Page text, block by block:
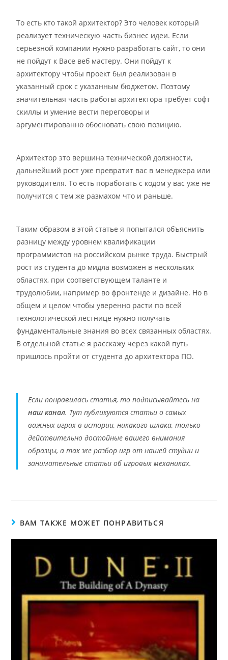
То есть кто такой архитектор? Это человек который
реализует техническую часть бизнес идеи. Если
серьезной компании нужно разработать сайт, то они
не пойдут к Васе веб мастеру. Они пойдут к
архитектору чтобы проект был реализован в
указанный срок с указанным бюджетом. Поэтому
значительная часть работы архитектора требует софт
скиллы и умение вести переговоры и
аргументированно обосновать свою позицию.
Архитектор это вершина технической должности,
дальнейший рост уже превратит вас в менеджера или
руководителя. То есть поработать с кодом у вас уже не
получится с тем же размахом что и раньше.
Таким образом в этой статье я попытался объяснить
разницу между уровнем квалификации
программистов на российском рынке труда. Быстрый
рост из студента до мидла возможен в нескольких
областях, при соответствующем таланте и
трудолюбии, например во фронтенде и дизайне. Но в
общем и целом чтобы уверенно расти по всей
технологической лестнице нужно получать
фундаментальные знания во всех связанных областях.
В отдельной статье я расскажу через какой путь
пришлось пройти от студента до архитектора ПО.
Если понравилась статья, то подписывайтесь на
наш канал. Тут публикуются статьи о самых
важных играх в истории, никакого шлака, только
действительно достойные вашего внимания
образцы, а так же разбор игр от нашей студии и
занимательные статьи об игровых механиках.
ВАМ ТАКЖЕ МОЖЕТ ПОНРАВИТЬСЯ